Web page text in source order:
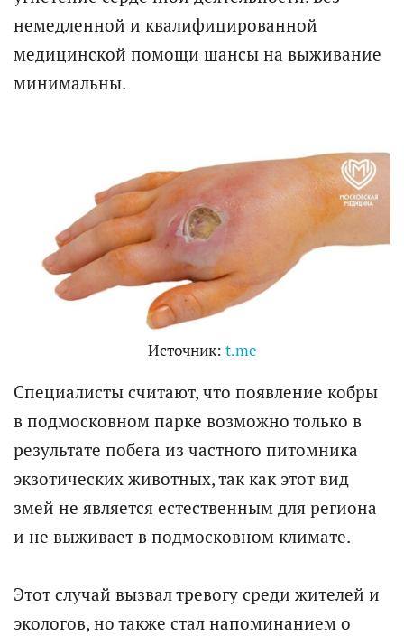
немедленной и квалифицированной
медицинской помощи шансы на выживание
минимальны.
Источник: t.me
Специалисты считают, что появление кобры
в подмосковном парке возможно только в
результате побега из частного питомника
экзотических животных, так как этот вид
змей не является естественным для региона
и не выживает в подмосковном климате.
Этот случай вызвал тревогу среди жителей и
экологов, но также стал напоминанием о